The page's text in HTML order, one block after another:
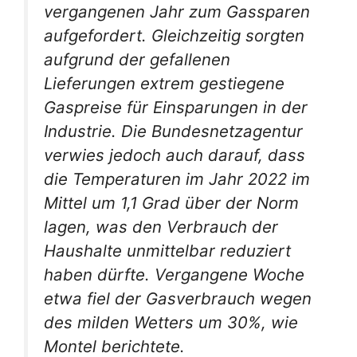
vergangenen Jahr zum Gassparen
aufgefordert. Gleichzeitig sorgten
aufgrund der gefallenen
Lieferungen extrem gestiegene
Gaspreise für Einsparungen in der
Industrie. Die Bundesnetzagentur
verwies jedoch auch darauf, dass
die Temperaturen im Jahr 2022 im
Mittel um 1,1 Grad über der Norm
lagen, was den Verbrauch der
Haushalte unmittelbar reduziert
haben dürfte. Vergangene Woche
etwa fiel der Gasverbrauch wegen
des milden Wetters um 30%, wie
Montel berichtete.